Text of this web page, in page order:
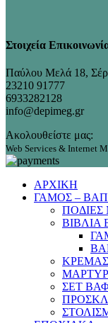
Στοιχεία
Παύλου Μελά 18,
23210 91777
6933282128
info@depimeg.gr
Ακολουθείστε μας:
Web Services & Internet
ΑΡΧΙΚΗ
ΓΑΜΟΣ –
ΒΙΒΛΙΑ
ΣΕΤ